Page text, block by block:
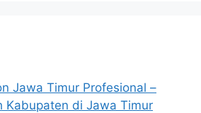
Jawa Timur Profesional –
Kabupaten di Jawa Timur